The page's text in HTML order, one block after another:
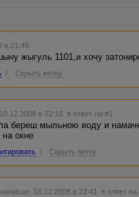
в 21:49
жыгуль 1101,и хочу
/ Скрыть ветку
в 22:15 в ответ на #1
береш мыльною воду и
на окне
/ Скрыть ветку
написал 18.12.2008 в 22:41 в ответ на